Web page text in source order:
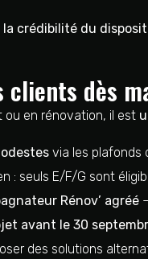
la crédibilité du
clients dès
ou en rénovation, il est
via les plafonds
: seuls E/F/G sont
Rénov’ agréé
avant le 30
des solutions